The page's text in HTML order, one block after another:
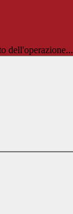
dell'operazione...